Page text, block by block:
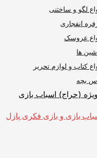
لگو و ساختنی
انفجاری
عروسک
ها
کتاب و لوازم تحریر
بچه
(حراج) اسباب بازی